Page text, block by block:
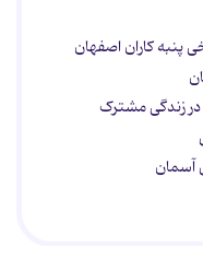
پنبه کاران اصفهان
در زندگی مشترک
آسمان